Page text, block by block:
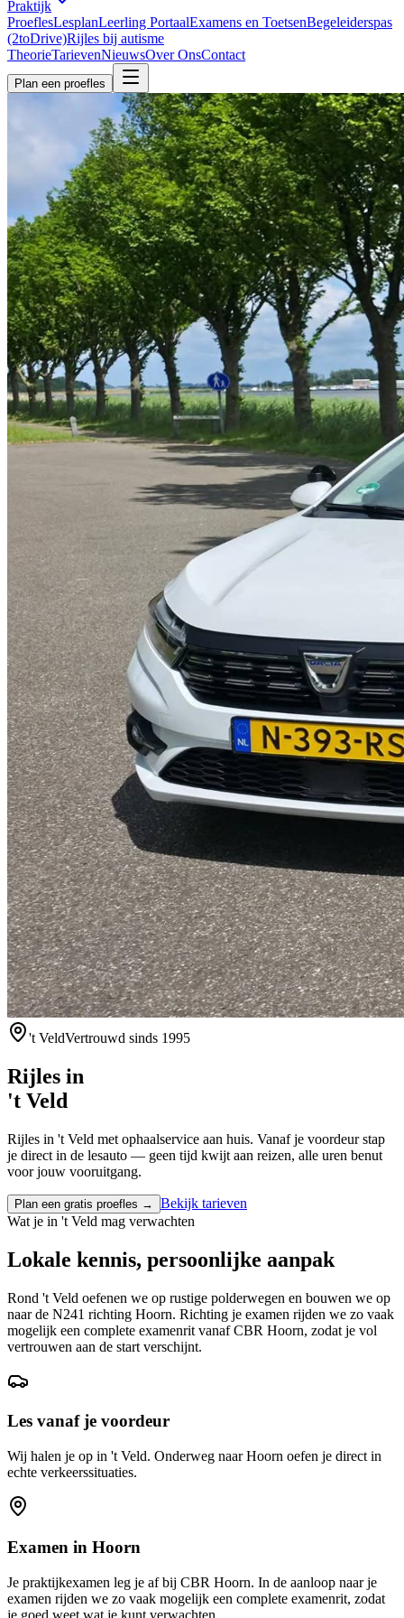
Praktijk
ProeflesLesplanLeerling PortaalExamens en ToetsenBegeleiderspas
(2toDrive)Rijles bij autisme
TheorieTarievenNieuwsOver OnsContact
Plan een proefles
't VeldVertrouwd sinds 1995
Rijles in
't Veld
Rijles in 't Veld met ophaalservice aan huis. Vanaf je voordeur stap
je direct in de lesauto — geen tijd kwijt aan reizen, alle uren benut
voor jouw vooruitgang.
Plan een gratis proefles →
Bekijk tarieven
Wat je in 't Veld mag verwachten
Lokale kennis, persoonlijke aanpak
Rond 't Veld oefenen we op rustige polderwegen en bouwen we op
naar de N241 richting Hoorn. Richting je examen rijden we zo vaak
mogelijk een complete examenrit vanaf CBR Hoorn, zodat je vol
vertrouwen aan de start verschijnt.
Les vanaf je voordeur
Wij halen je op in 't Veld. Onderweg naar Hoorn oefen je direct in
echte verkeerssituaties.
Examen in Hoorn
Je praktijkexamen leg je af bij CBR Hoorn. In de aanloop naar je
examen rijden we zo vaak mogelijk een complete examenrit, zodat
je goed weet wat je kunt verwachten.